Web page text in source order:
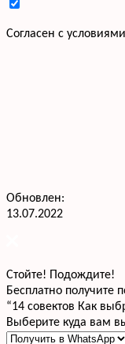
Cогласен с условиями
Обновлен:
13.07.2022
Стойте! Подождите!
Бесплатно получите
“14 совектов Как
Выберите куда вам